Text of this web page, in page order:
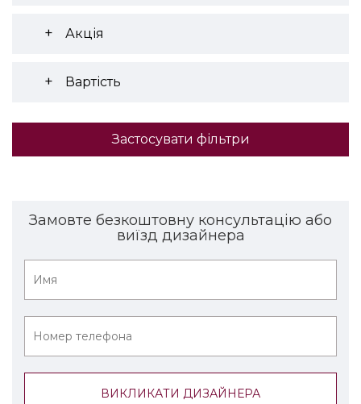
Акція
Вартість
Застосувати фільтри
Замовте безкоштовну консультацію або
виїзд дизайнера